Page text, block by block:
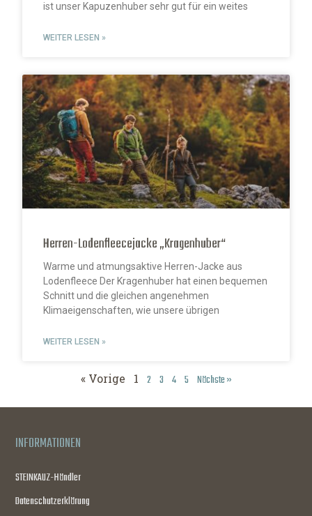
ist unser Kapuzenhuber sehr gut für ein weites
WEITER LESEN »
Herren-Lodenfleecejacke „Kragenhuber“
Warme und atmungsaktive Herren-Jacke aus
Lodenfleece Der Kragenhuber hat einen bequemen
Schnitt und die gleichen angenehmen
Klimaeigenschaften, wie unsere übrigen
WEITER LESEN »
« Vorige 1 2 3 4 5 Nächste »
INFORMATIONEN
STEINKAUZ-Händler
Datenschutzerklärung